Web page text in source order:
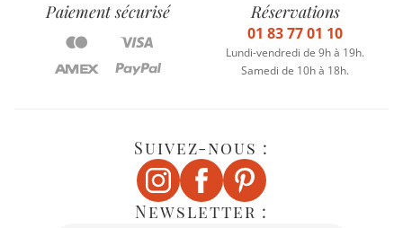
Paiement sécurisé Réservations
01 83 77 01 10
Lundi-vendredi de 9h à 19h.
Samedi de 10h à 18h.
Suivez-nous :
Newsletter :